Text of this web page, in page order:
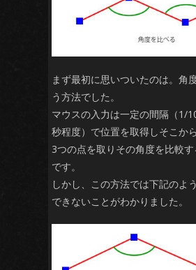
まず最初に思いついたのは。角
う方法でした。
マウスの入力は一定の間隔（1/
秒程度）で位置を取得しそこから
3つの点を取りその角度を比較
です。
しかし、この方法では下記のよ
できないことがわかりました。